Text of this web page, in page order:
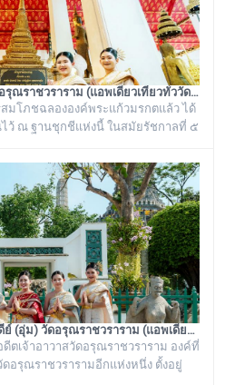
บทที่ 11.1 พระจุฬามณีเจดีย์ วัดอรุณราชวราราม (แอพเดียวเที่ยวทั่ววัดอรุณ)
มโภชฉลององค์พระแก้วมรกตแล้ว ได้
ว้ ณ ฐานชุกชีแห่งนี้ ในสมัยรัชกาลที่ ๕
พระเขี้ยวแก้ว” พระจุฬามณีเจดีย์องค์นี้
าราม ที่ชาวบ้านในละแวกนี้ให้ความ
วบจนมาถึงยุคปัจ
บทที่ 20 อนุสาวรีย์พระธรรมเจดีย์ (อุ่ม) วัดอรุณราชวราราม (แอพเดียวเที่ยวทั่ววัดอรุณ)
ตเจ้าอาวาสวัดอรุณราชวราราม องค์ที่
อรุณราชวรารามอีกแห่งหนึ่ง ตั้งอยู่